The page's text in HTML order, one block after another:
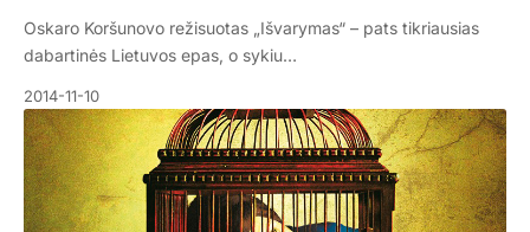
Oskaro Koršunovo režisuotas „Išvarymas“ – pats tikriausias
dabartinės Lietuvos epas, o sykiu…
2014-11-10